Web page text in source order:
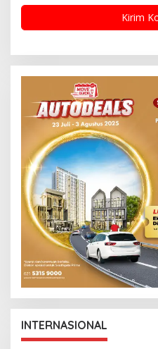
INTERNASIONAL